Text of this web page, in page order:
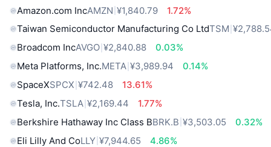
Amazon.com IncAMZN ¥1,840.79
1.72%
Taiwan Semiconductor Manufacturing Co LtdTSM
Broadcom IncAVGO ¥2,840.88
0.03%
Meta Platforms, Inc.META ¥3,989.94
0.14%
SpaceXSPCX ¥742.48
13.61%
Tesla, Inc.TSLA ¥2,169.44
1.77%
Berkshire Hathaway Inc Class BBRK.B ¥3,503.05
0.32%
Eli Lilly And CoLLY ¥7,944.65
4.86%